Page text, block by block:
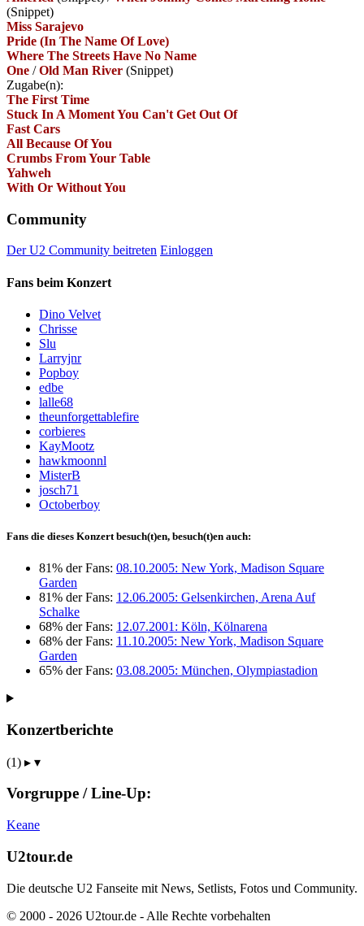
(Snippet)
Miss Sarajevo
Pride (In The Name Of Love)
Where The Streets Have No Name
One /Old Man River (Snippet)
Zugabe(n):
The First Time
Stuck In A Moment You Can't Get Out Of
Fast Cars
All Because Of You
Crumbs From Your Table
Yahweh
With Or Without You
Community
Der U2 Community beitreten Einloggen
Fans beim Konzert
Dino Velvet
Chrisse
Slu
Larryjnr
Popboy
edbe
lalle68
theunforgettablefire
corbieres
KayMootz
hawkmoonnl
MisterB
josch71
Octoberboy
Fans die dieses Konzert besuch(t)en, besuch(t)en auch:
81% der Fans: 08.10.2005: New York, Madison Square
Garden
81% der Fans: 12.06.2005: Gelsenkirchen, Arena Auf
Schalke
68% der Fans: 12.07.2001: Köln, Kölnarena
68% der Fans: 11.10.2005: New York, Madison Square
Garden
65% der Fans: 03.08.2005: München, Olympiastadion
Konzertberichte
(1) ▸ ▾
Vorgruppe / Line-Up:
Keane
U2tour.de
Die deutsche U2 Fanseite mit News, Setlists, Fotos und Community.
© 2000 - 2026 U2tour.de - Alle Rechte vorbehalten